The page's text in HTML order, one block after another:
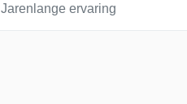
Jarenlange ervaring